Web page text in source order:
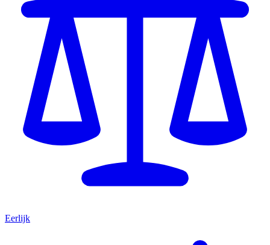
Eerlijk